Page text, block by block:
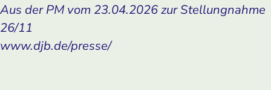
Aus der PM vom 23.04.2026 zur Stellungnahme
26/11
www.djb.de/presse/